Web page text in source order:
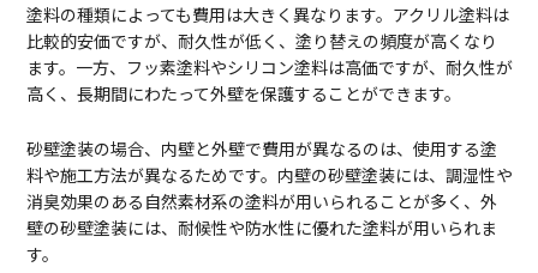
塗料の種類によっても費用は大きく異なります。アクリル塗料は
比較的安価ですが、耐久性が低く、塗り替えの頻度が高くなり
ます。一方、フッ素塗料やシリコン塗料は高価ですが、耐久性が
高く、長期間にわたって外壁を保護することができます。
砂壁塗装の場合、内壁と外壁で費用が異なるのは、使用する塗
料や施工方法が異なるためです。内壁の砂壁塗装には、調湿性や
消臭効果のある自然素材系の塗料が用いられることが多く、外
壁の砂壁塗装には、耐候性や防水性に優れた塗料が用いられま
す。